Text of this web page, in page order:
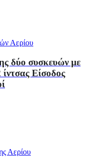
Αερίου
δύο συσκευών με
Είσοδος
Αερίου